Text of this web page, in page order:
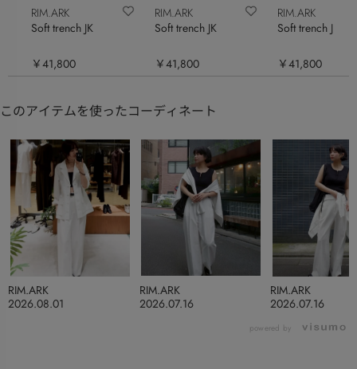
RIM.ARK
Soft trench JK
￥41,800
RIM.ARK
Soft trench JK
￥41,800
RIM.ARK
Soft trench JK
￥41,800
このアイテムを使ったコーディネート
2026.08.01
RIM.ARK
2026.07.16
RIM.ARK
2026.07.16
RIM.ARK
powered by